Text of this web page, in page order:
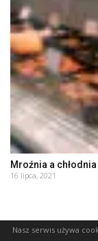
Mroźnia a
16 lipca, 2021
Nasz serwis używa